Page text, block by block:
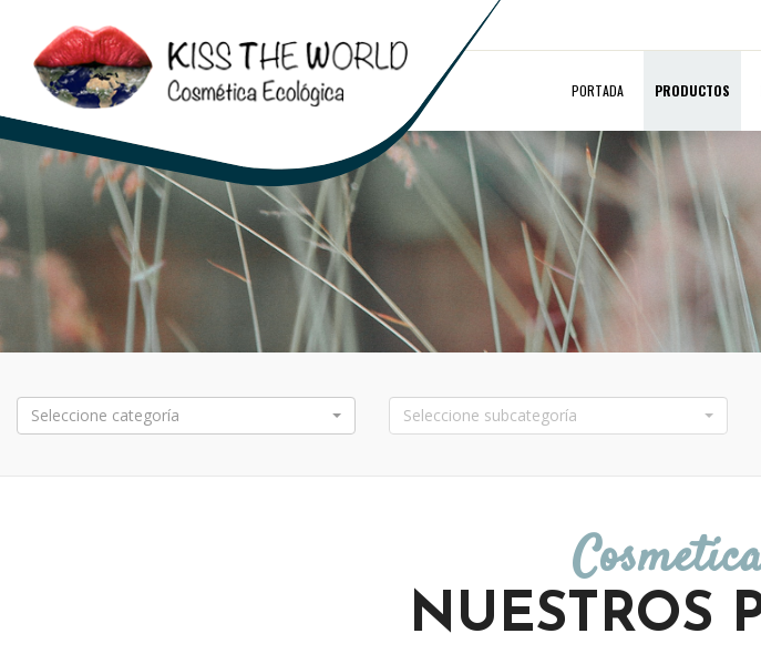
PORTADA PRODUCTOS
Seleccione categoría Seleccione subcategoría
NUESTROS